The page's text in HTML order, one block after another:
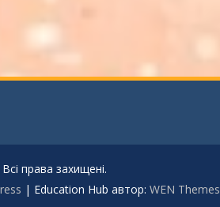
права захищені.
| Education Hub автор: WEN Themes